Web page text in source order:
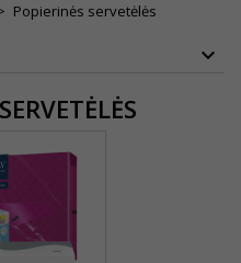
Popierinės servetėlės